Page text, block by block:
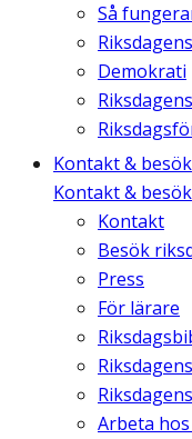
Så
Demokrati
Kontakt & besök
Kontakt & besök
Kontakt
Besök
Press
För lärare
Arbeta